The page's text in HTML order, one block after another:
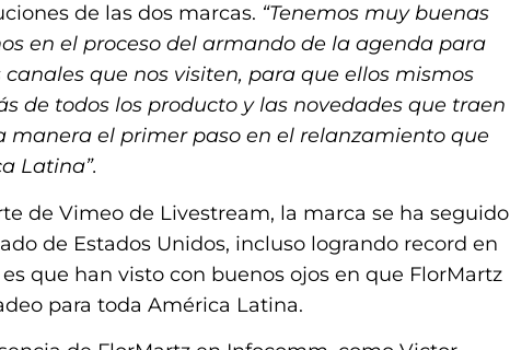
de las dos marcas. “Tenemos muy buenas
en el proceso del armando de la agenda para
que nos visiten, para que ellos mismos
de todos los producto y las novedades que traen
manera el primer paso en el relanzamiento que
Latina”.
de Vimeo de Livestream, la marca se ha seguido
de Estados Unidos, incluso logrando record en
que han visto con buenos ojos en que FlorMartz
para toda América Latina.